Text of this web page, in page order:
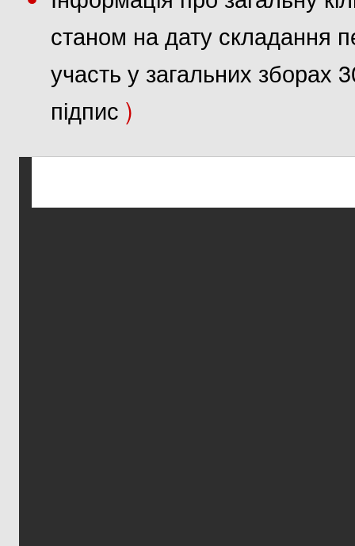
станом на дату складання
участь у загальних
підпис )